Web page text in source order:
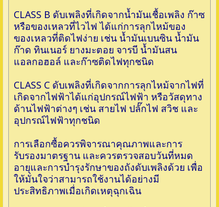
CLASS B ดับเพลิงที่เกิดจากน้ำมันเชื้อเพลิง ก๊าซ
หรือของเหลวที่ไวไฟ ได้แก่การลุกไหม้ของ
ของเหลวที่ติดไฟง่าย เช่น น้ำมันเบนซิน น้ำมัน
ก๊าด ทินเนอร์ ยางมะตอย จารบี น้ำมันสน
แอลกอฮอล์ และก๊าซติดไฟทุกชนิด
CLASS C ดับเพลิงที่เกิดจากการลุกไหม้จากไฟที่
เกิดจากไฟฟ้าได้แก่อุปกรณ์ไฟฟ้า หรือวัสดุทาง
ด้านไฟฟ้าต่างๆ เช่น สายไฟ ปลั๊กไฟ สวิช และ
อุปกรณ์ไฟฟ้าทุกชนิด
การเลือกซื้อควรพิจารณาคุณภาพและการ
รับรองมาตรฐาน และควรตรวจสอบวันที่หมด
อายุและการบำรุงรักษาของถังดับเพลิงด้วย เพื่อ
ให้มั่นใจว่าสามารถใช้งานได้อย่างมี
ประสิทธิภาพเมื่อเกิดเหตุฉุกเฉิน